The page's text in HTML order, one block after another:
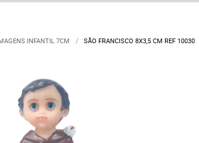
INFANTIL 7CM SÃO FRANCISCO 8X3,5 CM REF 10030